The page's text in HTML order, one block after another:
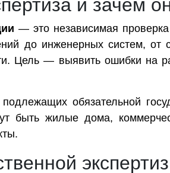
и зачем
— это независимая
до инженерных систем, от
Цель — выявить ошибки на
обязательной
быть жилые дома,